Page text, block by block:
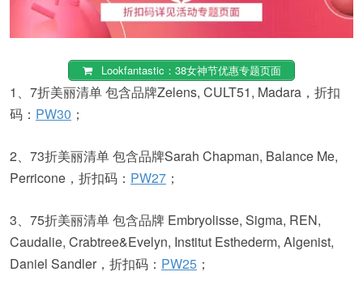
Lookfantastic：38女神节优惠专题页面
1、7折美丽清单 包含品牌Zelens, CULT51, Madara，折扣
码： PW30 ；
2、73折美丽清单 包含品牌Sarah Chapman, Balance Me,
Perricone，折扣码： PW27 ；
3、75折美丽清单 包含品牌 Embryolisse, Sigma, REN,
Caudalie, Crabtree&Evelyn, Institut Esthederm, Algenist,
Daniel Sandler，折扣码： PW25 ；